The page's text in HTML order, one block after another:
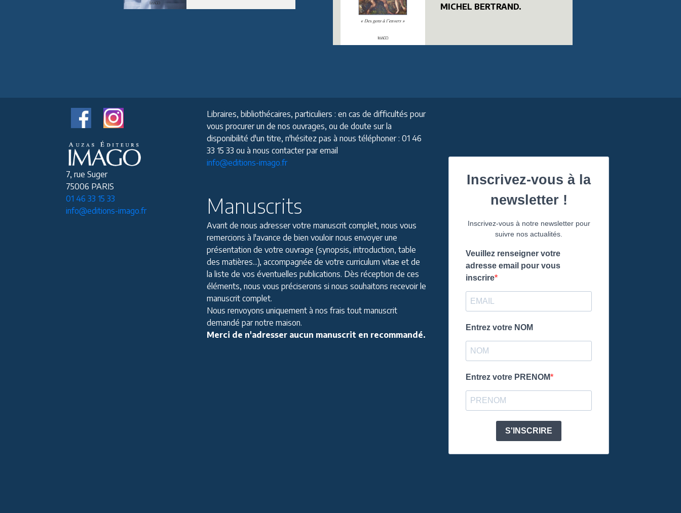
MICHEL BERTRAND.
7, rue Suger
75006 PARIS
01 46 33 15 33
info@editions-imago.fr
Libraires, bibliothécaires, particuliers : en cas de difficultés pour
vous procurer un de nos ouvrages, ou de doute sur la
disponibilité d'un titre, n'hésitez pas à nous téléphoner : 01 46
33 15 33 ou à nous contacter par email
info@editions-imago.fr
Manuscrits
Avant de nous adresser votre manuscrit complet, nous vous
remercions à l'avance de bien vouloir nous envoyer une
présentation de votre ouvrage (synopsis, introduction, table
des matières...), accompagnée de votre curriculum vitae et de
la liste de vos éventuelles publications. Dès réception de ces
éléments, nous vous préciserons si nous souhaitons recevoir le
manuscrit complet.
Nous renvoyons uniquement à nos frais tout manuscrit
demandé par notre maison.
Merci de n'adresser aucun manuscrit en recommandé.
Inscrivez-vous à la
newsletter !
Inscrivez-vous à notre newsletter pour
suivre nos actualités.
Veuillez renseigner votre
adresse email pour vous
inscrire
Entrez votre NOM
Entrez votre PRENOM
S'INSCRIRE